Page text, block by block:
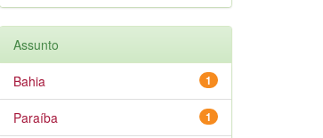
Assunto
1
Bahia
1
Paraíba